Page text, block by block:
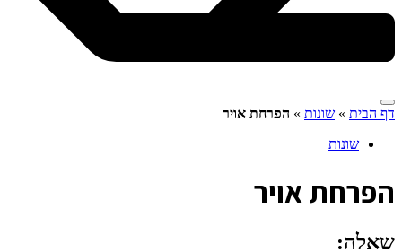
דף הבית » שונות » הפרחת אויר
שונות
הפרחת אויר
שאלה: